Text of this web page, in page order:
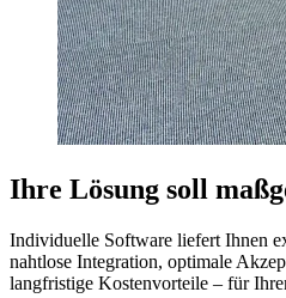
Ihre Lösung soll
Individuelle Software liefert Ihnen
nahtlose Integration, optimale
langfristige Kostenvorteile – für